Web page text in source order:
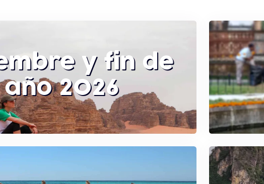
y fin de
año 2026